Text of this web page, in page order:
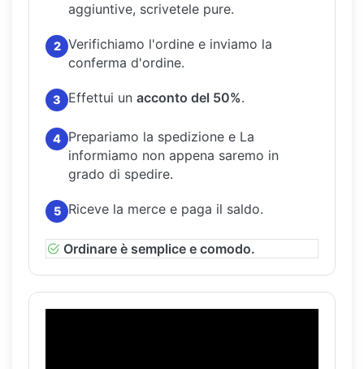
aggiuntive, scrivetele pure.
2 Verifichiamo l'ordine e inviamo la
conferma d'ordine.
3 Effettui un acconto del 50%.
4 Prepariamo la spedizione e La
informiamo non appena saremo in
grado di spedire.
5 Riceve la merce e paga il saldo.
Ordinare è semplice e comodo.